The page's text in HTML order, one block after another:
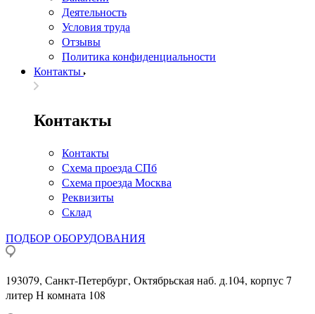
Деятельность
Условия труда
Отзывы
Политика конфиденциальности
Контакты
Контакты
Контакты
Схема проезда СПб
Схема проезда Москва
Реквизиты
Склад
ПОДБОР ОБОРУДОВАНИЯ
193079, Санкт-Петербург, Октябрьская наб. д.104, корпус 7
литер Н комната 108